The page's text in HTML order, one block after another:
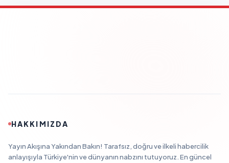
HAKKIMIZDA
Yayın Akışına Yakından Bakın! Tarafsız, doğru ve ilkeli habercilik
anlayışıyla Türkiye'nin ve dünyanın nabzını tutuyoruz. En güncel